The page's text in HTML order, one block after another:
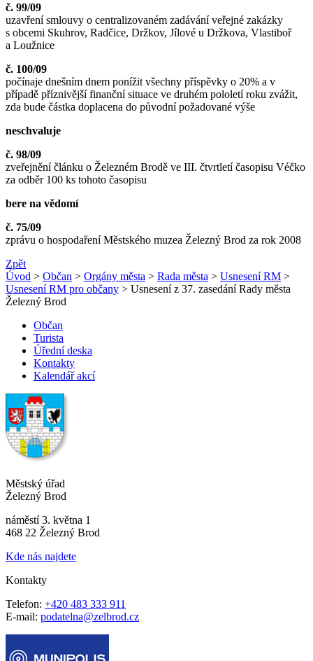
č. 99/09
uzavření smlouvy o centralizovaném zadávání veřejné zakázky
s obcemi Skuhrov, Radčice, Držkov, Jílové u Držkova, Vlastiboř
a Loužnice
č. 100/09
počínaje dnešním dnem ponížit všechny příspěvky o 20% a v
případě příznivější finanční situace ve druhém pololetí roku zvážit,
zda bude částka doplacena do původní požadované výše
neschvaluje
č. 98/09
zveřejnění článku o Železném Brodě ve III. čtvrtletí časopisu Véčko
za odběr 100 ks tohoto časopisu
bere na vědomí
č. 75/09
zprávu o hospodaření Městského muzea Železný Brod za rok 2008
Zpět
Úvod > Občan > Orgány města > Rada města > Usnesení RM >
Usnesení RM pro občany > Usnesení z 37. zasedání Rady města
Železný Brod
Občan
Turista
Úřední deska
Kontakty
Kalendář akcí
Městský úřad
Železný Brod
náměstí 3. května 1
468 22 Železný Brod
Kde nás najdete
Kontakty
Telefon: +420 483 333 911
E-mail: podatelna@zelbrod.cz